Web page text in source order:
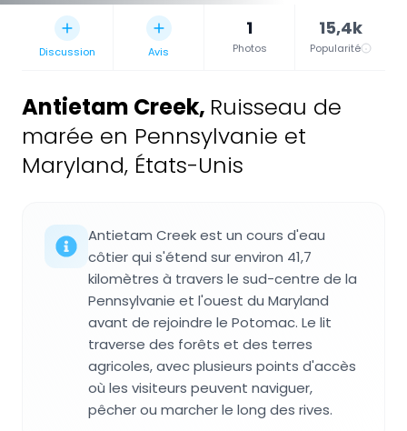
Discussion Avis
1
Photos
15,4k
Popularité
Antietam Creek, Ruisseau de
marée en Pennsylvanie et
Maryland, États-Unis
Antietam Creek est un cours d'eau
côtier qui s'étend sur environ 41,7
kilomètres à travers le sud-centre de la
Pennsylvanie et l'ouest du Maryland
avant de rejoindre le Potomac. Le lit
traverse des forêts et des terres
agricoles, avec plusieurs points d'accès
où les visiteurs peuvent naviguer,
pêcher ou marcher le long des rives.